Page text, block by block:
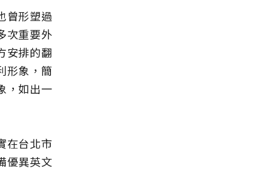
曾形塑過
次重要外
安排的翻
形象，簡
，如出一
在台北市
優異英文